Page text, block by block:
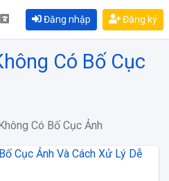
Đăng nhập Đăng ký
Có Bố Cục
Có Bố Cục Ảnh